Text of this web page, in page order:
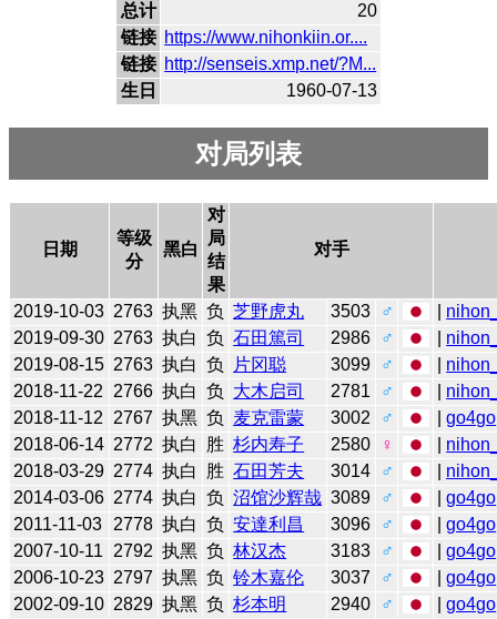
总计
20
链接 https://www.nihonkiin.or....
链接 http://senseis.xmp.net/?M...
生日
1960-07-13
对局列表
日期
等级
分
黑白
对
局
结
果
对手
2019-10-03 2763 执黑 负 芝野虎丸 3503 ♂
2019-09-30 2763 执白 负 石田篤司 2986 ♂
2019-08-15 2763 执白 负 片冈聪 3099 ♂
2018-11-22
2766 执白 负 大木启司 2781 ♂
2018-11-12
2767 执黑 负 麦克雷蒙 3002 ♂ |go4go
2018-06-14 2772 执白 胜 杉内寿子 2580 ♀
2018-03-29 2774 执白 胜 石田芳夫 3014 ♂
2014-03-06 2774 执白 负 沼馆沙辉哉 3089 ♂ |go4go
2011-11-03
2778 执白 负 安達利昌 3096 ♂ |go4go
2007-10-11
2792 执黑 负 林汉杰 3183 ♂ |go4go
2006-10-23 2797 执黑 负 铃木嘉伦 3037 ♂ |go4go
2002-09-10 2829 执黑 负 杉本明 2940 ♂ |go4go